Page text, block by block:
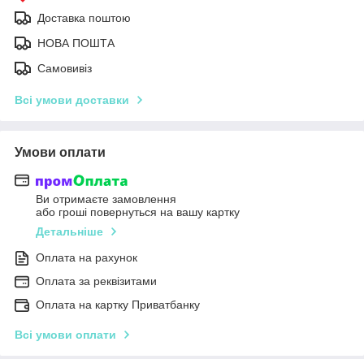
Доставка поштою
НОВА ПОШТА
Самовивіз
Всі умови доставки
Умови оплати
Ви отримаєте замовлення
або гроші повернуться на вашу картку
Детальніше
Оплата на рахунок
Оплата за реквізитами
Оплата на картку Приватбанку
Всі умови оплати